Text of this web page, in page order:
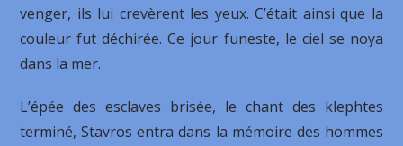
venger, ils lui crevèrent les yeux. C’était ainsi que la
couleur fut déchirée. Ce jour funeste, le ciel se noya
dans la mer.
L’épée des esclaves brisée, le chant des klephtes
terminé, Stavros entra dans la mémoire des hommes